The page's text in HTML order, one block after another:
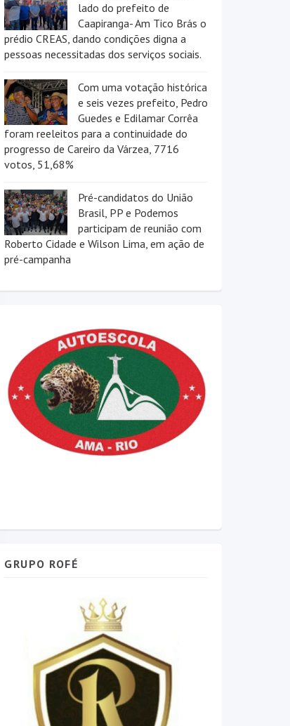
lado do prefeito de
Caapiranga- Am Tico Brás o
prédio CREAS, dando condições digna a
pessoas necessitadas dos serviços sociais.
Com uma votação histórica
e seis vezes prefeito, Pedro
Guedes e Edilamar Corrêa
foram reeleitos para a continuidade do
progresso de Careiro da Várzea, 7716
votos, 51,68%
Pré-candidatos do União
Brasil, PP e Podemos
participam de reunião com
Roberto Cidade e Wilson Lima, em ação de
pré-campanha
GRUPO ROFÉ